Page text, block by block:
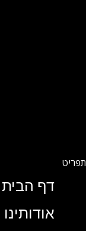
דף הבית
אודותינו